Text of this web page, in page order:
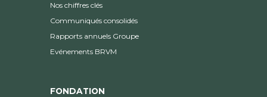
Nos chiffres clés
Communiqués consolidés
Rapports annuels Groupe
Evénements BRVM
FONDATION